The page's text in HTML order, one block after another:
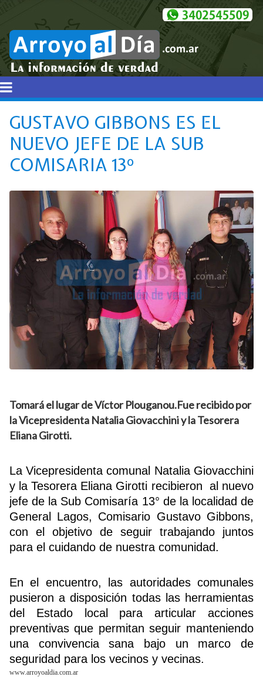
GUSTAVO GIBBONS ES EL
NUEVO JEFE DE LA SUB
COMISARIA 13º
Tomará el lugar de Víctor Plouganou.Fue recibido por
la Vicepresidenta Natalia Giovacchini y la Tesorera
Eliana Girotti.
La Vicepresidenta comunal Natalia Giovacchini
y la Tesorera Eliana Girotti recibieron al nuevo
jefe de la Sub Comisaría 13° de la localidad de
General Lagos, Comisario Gustavo Gibbons,
con el objetivo de seguir trabajando juntos
para el cuidando de nuestra comunidad.
En el encuentro, las autoridades comunales
pusieron a disposición todas las herramientas
del Estado local para articular acciones
preventivas que permitan seguir manteniendo
una convivencia sana bajo un marco de
seguridad para los vecinos y vecinas.
www.arroyoaldia.com.ar